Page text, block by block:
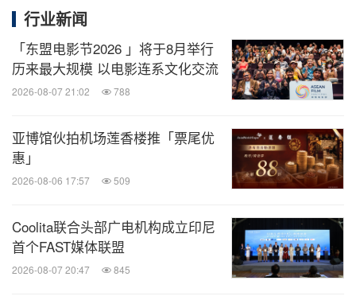
行业新闻
「东盟电影节2026 」将于8月举行
历来最大规模 以电影连系文化交流
2026-08-07 21:02 788
亚博馆伙拍机场莲香楼推「票尾优
惠」
2026-08-06 17:57 509
Coolita联合头部广电机构成立印尼
首个FAST媒体联盟
2026-08-07 20:47 845